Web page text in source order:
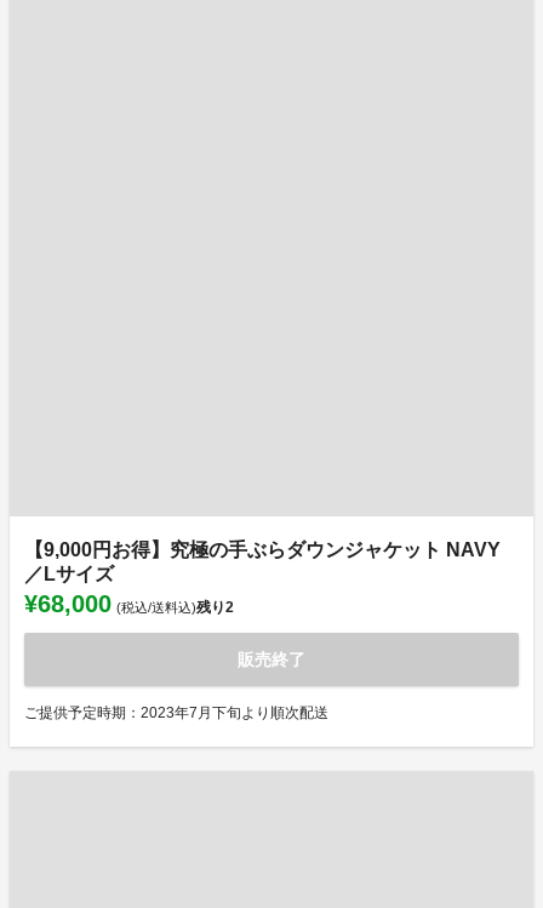
【9,000円お得】究極の手ぶらダウンジャケット NAVY
／Lサイズ
¥68,000 (税込/送料込)残り2
販売終了
ご提供予定時期：2023年7月下旬より順次配送